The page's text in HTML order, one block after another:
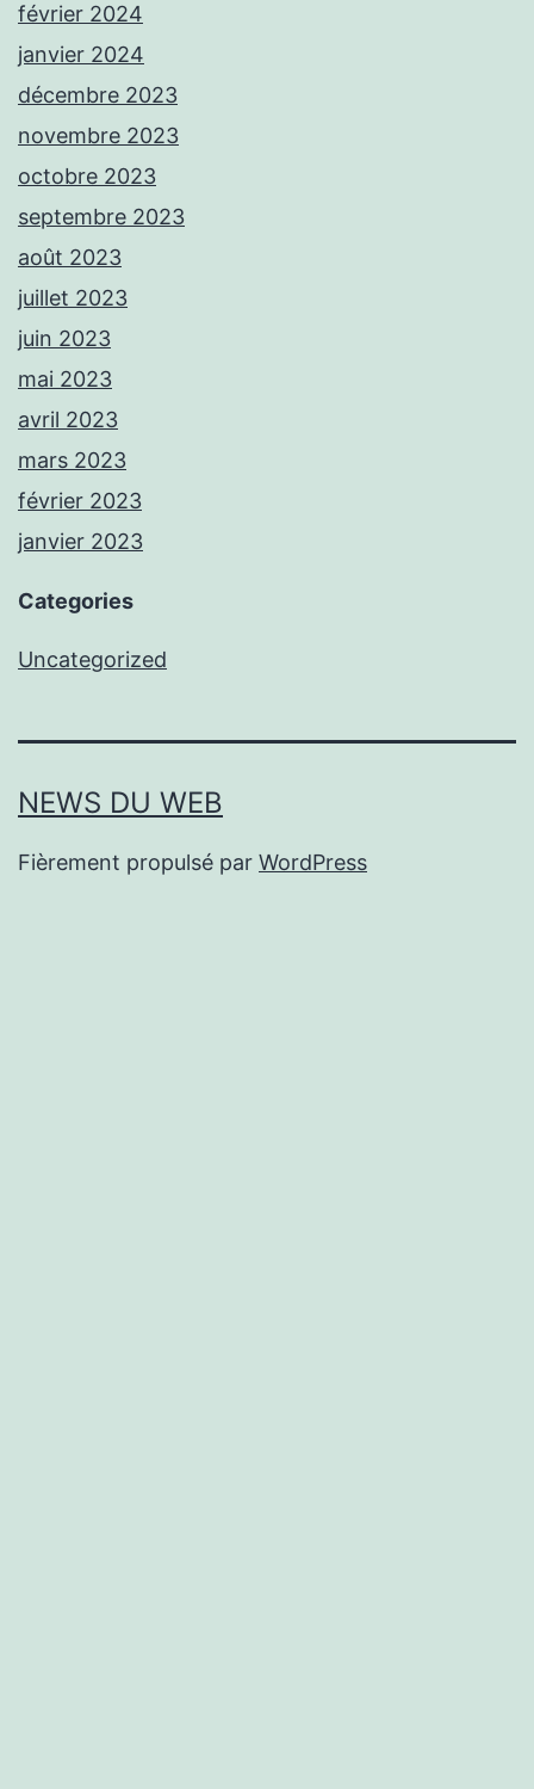
février 2024
janvier 2024
décembre 2023
novembre 2023
octobre 2023
septembre 2023
août 2023
juillet 2023
juin 2023
mai 2023
avril 2023
mars 2023
février 2023
janvier 2023
Categories
Uncategorized
NEWS DU WEB
Fièrement propulsé par WordPress